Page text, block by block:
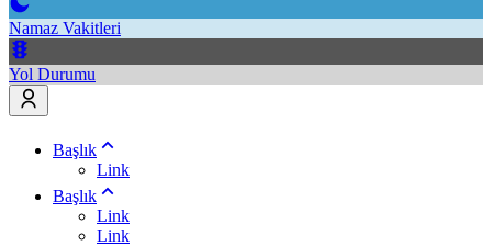
Namaz Vakitleri
Yol Durumu
Başlık
Link
Başlık
Link
Link